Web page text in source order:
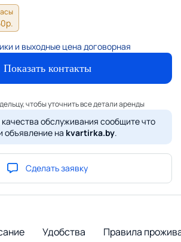
р.
и выходные цена договорная
Показать контакты
чтобы уточнить все детали аренды
обслуживания сообщите что
объявление на kvartirka.by.
Сделать заявку
Удобства Правила